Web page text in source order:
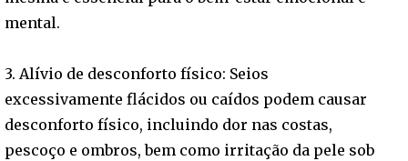
mental.
3. Alívio de desconforto físico: Seios
excessivamente flácidos ou caídos podem causar
desconforto físico, incluindo dor nas costas,
pescoço e ombros, bem como irritação da pele sob